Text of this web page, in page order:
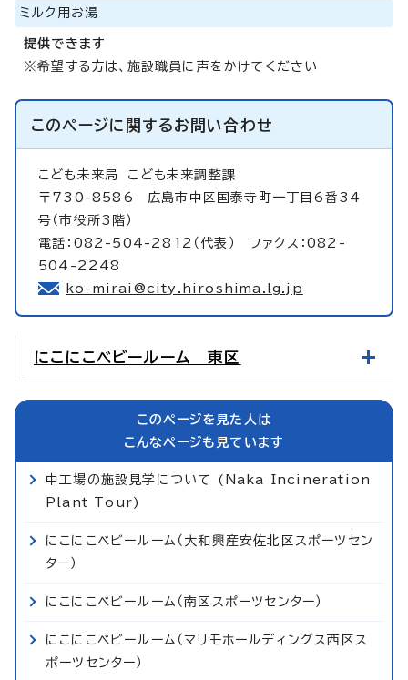
ミルク用お湯
提供できます
※希望する方は、施設職員に声をかけてください
このページに関するお問い合わせ
こども未来局 こども未来調整課
〒730-8586 広島市中区国泰寺町一丁目6番34
号（市役所3階）
電話：082-504-2812（代表） ファクス：082-
504-2248
ko-mirai@city.hiroshima.lg.jp
にこにこベビールーム 東区
このページを見た人は
こんなページも見ています
中工場の施設見学について (Naka Incineration
Plant Tour)
にこにこベビールーム（大和興産安佐北区スポーツセン
ター）
にこにこベビールーム（南区スポーツセンター）
にこにこベビールーム（マリモホールディングス西区ス
ポーツセンター）